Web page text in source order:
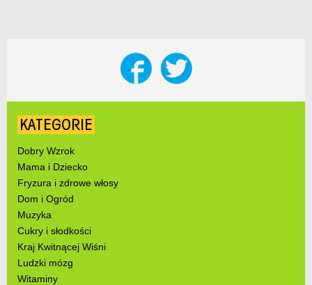
KATEGORIE
Dobry Wzrok
Mama i Dziecko
Fryzura i zdrowe włosy
Dom i Ogród
Muzyka
Cukry i słodkości
Kraj Kwitnącej Wiśni
Ludzki mózg
Witaminy